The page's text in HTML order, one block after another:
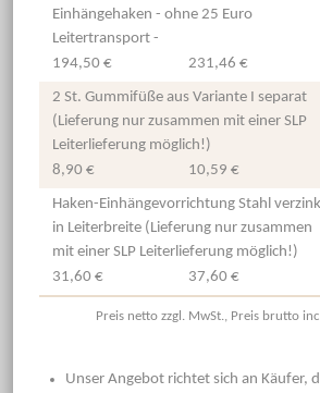
Einhängehaken - ohne 25 Euro
Leitertransport -
194,50 € 231,46 €
2 St. Gummifüße aus Variante I separat
(Lieferung nur zusammen mit einer SLP
Leiterlieferung möglich!)
8,90 € 10,59 €
Haken-Einhängevorrichtung Stahl
in Leiterbreite (Lieferung nur zusammen
mit einer SLP Leiterlieferung möglich!)
31,60 € 37,60 €
Preis netto zzgl. MwSt., Preis brutto
Unser Angebot richtet sich an Käufer,